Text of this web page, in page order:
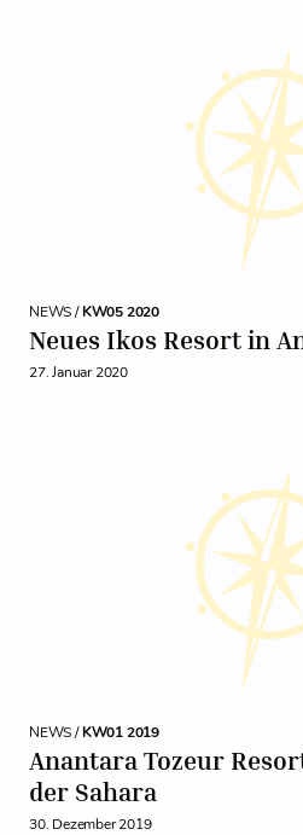
NEWS /KW05 2020
Neues Ikos Resort in
27. Januar 2020
NEWS /KW01 2019
Anantara Tozeur
der Sahara
30. Dezember 2019